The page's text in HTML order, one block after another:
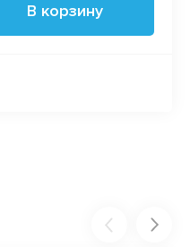
В корзину